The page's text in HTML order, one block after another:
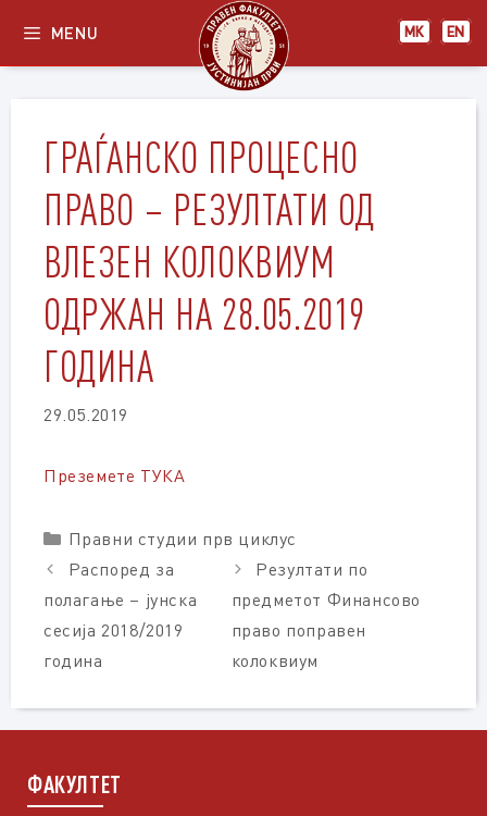
content
МК EN
MENU
ГРАЃАНСКО ПРОЦЕСНО
ПРАВО – РЕЗУЛТАТИ ОД
ВЛЕЗЕН КОЛОКВИУМ
ОДРЖАН НА 28.05.2019
ГОДИНА
29.05.2019
Преземете ТУКА
Categories
Правни студии прв циклус
Распоред за
полагање – јунска
сесија 2018/2019
година
Резултати по
предметот Финансово
право поправен
колоквиум
ФАКУЛТЕТ